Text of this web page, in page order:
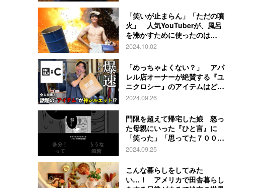
「笑いが止まらん」「ただの噴
火」 人気YouTuberが、風呂
を沸かすために使ったのは…
2024.10.02
「めっちゃよくない？」 アパ
レル店オーナーが絶賛する『ユ
ニクロシー』のアイテムはど
れ？
2024.09.26
門限を超えて帰宅した娘 怒っ
た母親にいった『ひと言』に
「笑った」「思ってた７００倍
特殊」
2024.09.25
こんな暮らしをしてみた
い…！ アメリカで田舎暮らし